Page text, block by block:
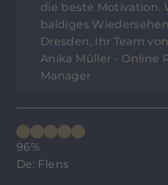
die beste Motivation.
baldiges
Dresden, Ihr Team
Anika Müller - Online
Manager
96%
De: Flens